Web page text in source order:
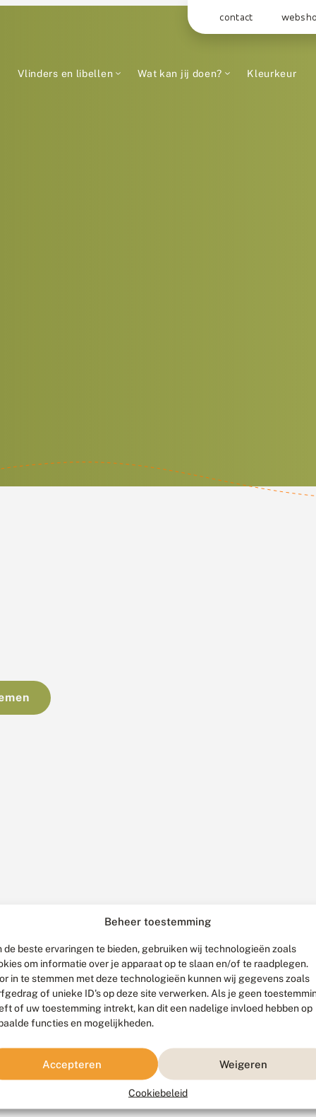
Beheer toestemming
de beste ervaringen te bieden, gebruiken wij technologieën zoals
om informatie over je apparaat op te slaan en/of te raadplegen.
in te stemmen met deze technologieën kunnen wij gegevens zoals
of unieke ID's op deze site verwerken. Als je geen
of uw toestemming intrekt, kan dit een nadelige invloed hebben op
functies en mogelijkheden.
Accepteren Weigeren
Cookiebeleid
contact
Vlinders en libellen Wat kan jij doen? Kleurkeur